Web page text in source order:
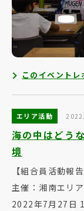
このイベントレ
エリア活動
海の中はどう
境
【組合員活動報告
主催：湘南エリア
2022年7月27日